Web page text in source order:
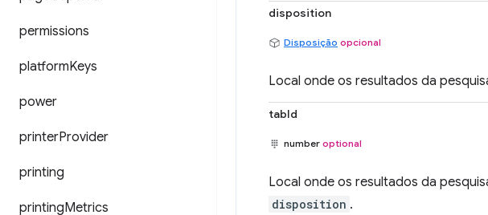
permissions
platformKeys
power
printerProvider
printing
printingMetrics
disposition
Disposição opcional
Local onde os resultados da
tabId
number optional
Local onde os resultados da
disposition .